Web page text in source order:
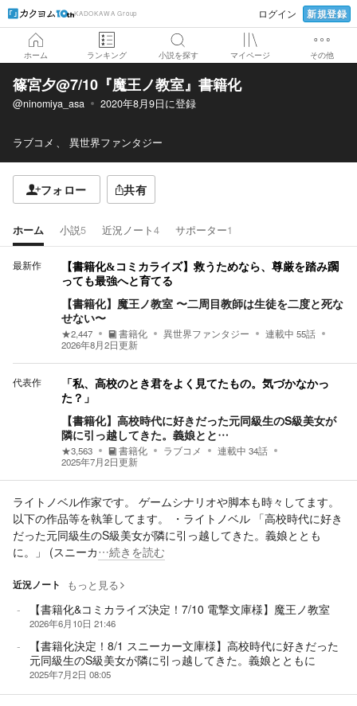
KADOKAWA Group ログイン 新規登録
ホーム ランキング 小説を探す マイページ その他
篠宮夕@7/10『魔王ノ教室』書籍化
@ninomiya_asa 2020年8月9日に登録
ラブコメ 異世界ファンタジー
フォロー 共有
ホーム 小説5 近況ノート4 サポーター1
最新作
【書籍化&コミカライズ】救うためなら、尊厳を踏み躙
っても最強へと育てる
【書籍化】魔王ノ教室 〜二周目教師は生徒を二度と死な
せない〜
★2,447 書籍化 異世界ファンタジー 連載中 55話
2026年8月2日更新
代表作
「私、高校のとき君をよく見てたもの。気づかなかっ
た？」
【書籍化】高校時代に好きだった元同級生のS級美女が
隣に引っ越してきた。義娘とと…
★3,563 書籍化 ラブコメ 連載中 34話
2025年7月2日更新
ライトノベル作家です。 ゲームシナリオや脚本も時々してます。
以下の作品等を執筆してます。 ・ライトノベル 「高校時代に好き
だった元同級生のS級美女が隣に引っ越してきた。義娘ととも
に。」 (スニーカ…続きを読む
近況ノート もっと見る
【書籍化&コミカライズ決定！7/10 電撃文庫様】魔王ノ教室
2026年6月10日 21:46
【書籍化決定！8/1 スニーカー文庫様】高校時代に好きだった
元同級生のS級美女が隣に引っ越してきた。義娘とともに
2025年7月2日 08:05